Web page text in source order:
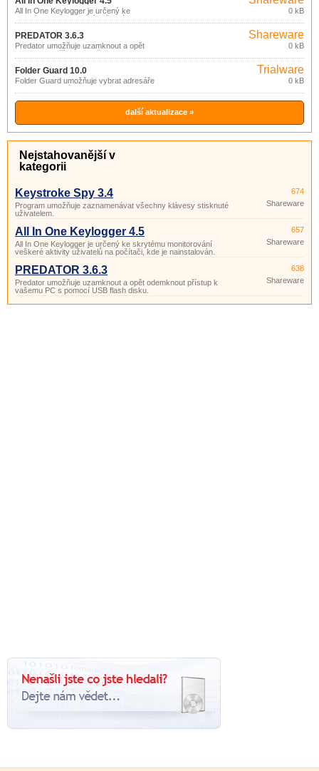
All In One Keylogger je určený ke
skrytému monitorování veškeré aktivity
uživatelů na počítači, kde je
nainstalován.
0 kB
PREDATOR 3.6.3
Predator umožňuje uzamknout a opět
odemknout přístup k vašemu PC s
pomocí USB flash disku.
Shareware
0 kB
Folder Guard 10.0
Folder Guard umožňuje vybrat adresáře
a soubory, které budou skryty, zamezit
přístupu neautorizovaných uživatelů k
počítači, omezit přístup k různým
systémovým prostředkům a nastavením
Trialware
0 kB
další aktualizace »
Nejstahovanější v
kategorii
Keystroke Spy 3.4
Program umožňuje zaznamenávat všechny klávesy stisknuté
uživatelem.
674
Shareware
All In One Keylogger 4.5
All In One Keylogger je určený ke skrytému monitorování
veškeré aktivity uživatelů na počítači, kde je nainstalován.
657
Shareware
PREDATOR 3.6.3
Predator umožňuje uzamknout a opět odemknout přístup k
vašemu PC s pomocí USB flash disku.
638
Shareware